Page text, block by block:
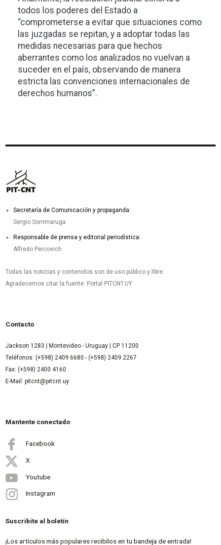
todos los poderes del Estado a
“comprometerse a evitar que situaciones como
las juzgadas se repitan, y a adoptar todas las
medidas necesarias para que hechos
aberrantes como los analizados no vuelvan a
suceder en el país, observando de manera
estricta las convenciones internacionales de
derechos humanos”.
Secretaría de Comunicación y propaganda:
Sergio Sommaruga
Responsable de prensa y editorial periodística:
Alfredo Percovich
Todas las noticias y contenidos son de uso público y libre.
Agradecemos citar la fuente: Portal PITCNT.UY
Contacto
Jackson 1283 | Montevideo - Uruguay | CP 11200
Teléfonos: (+598) 2409 6680 - (+598) 2409 2267
Fax: (+598) 2400 4160
E-Mail: pitcnt@pitcnt.uy
Mantente conectado
Facebook
X
Youtube
Instagram
Suscribite al boletín
¡Los artículos más populares recibilos en tu bandeja de entrada!